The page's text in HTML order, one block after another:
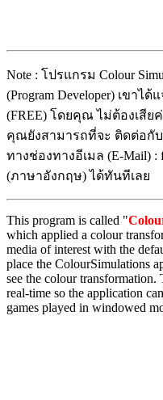
Note : โปรแกรม Colour
(Program Developer) เขา
(FREE) โดยคุณ ไม่ต้องเสี
คุณยังสามารถที่จะ ติดต่อกั
ทางช่องทางอีเมล (E-Mail) :
(ภาษาอังกฤษ) ได้ทันทีเลย
This program is called "
which applied a colour
media of interest with the
place the ColourSimulations
see the colour
real-time so the application
games played in windowed